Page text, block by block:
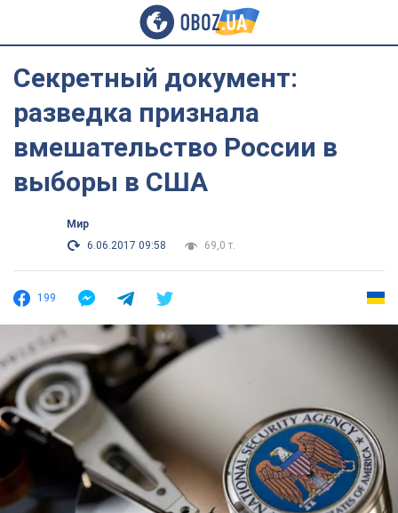
Секретный документ:
разведка признала
вмешательство России в
выборы в США
Мир
6.06.2017 09:58
69,0 т.
199